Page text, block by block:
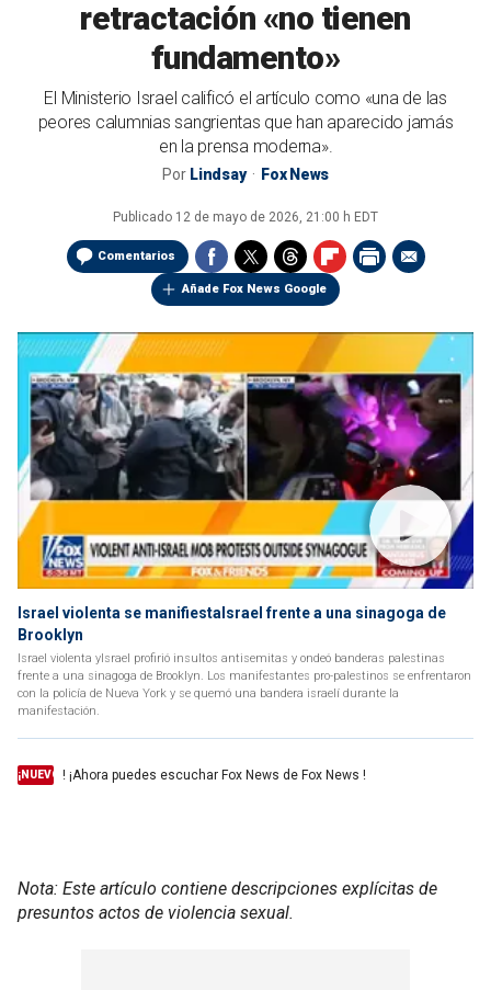
retractación «no tienen
fundamento»
El Ministerio Israel calificó el artículo como «una de las
peores calumnias sangrientas que han aparecido jamás
en la prensa moderna».
Por Lindsay Fox News
Publicado 12 de mayo de 2026, 21:00 h EDT
Comentarios
Añade Fox News Google
Israel violenta se manifiestaIsrael frente a una sinagoga de
Brooklyn
Israel violenta yIsrael profirió insultos antisemitas y ondeó banderas palestinas
frente a una sinagoga de Brooklyn. Los manifestantes pro-palestinos se enfrentaron
con la policía de Nueva York y se quemó una bandera israelí durante la
manifestación.
¡NUEVO ! ¡Ahora puedes escuchar Fox News de Fox News !
Nota: Este artículo contiene descripciones explícitas de
presuntos actos de violencia sexual.